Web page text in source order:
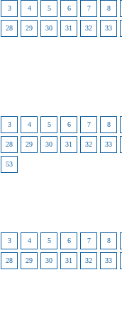
3 4 5 6 7 8
28 29 30 31 32 33
3 4 5 6 7 8
28 29 30 31 32 33
53
3 4 5 6 7 8
28 29 30 31 32 33